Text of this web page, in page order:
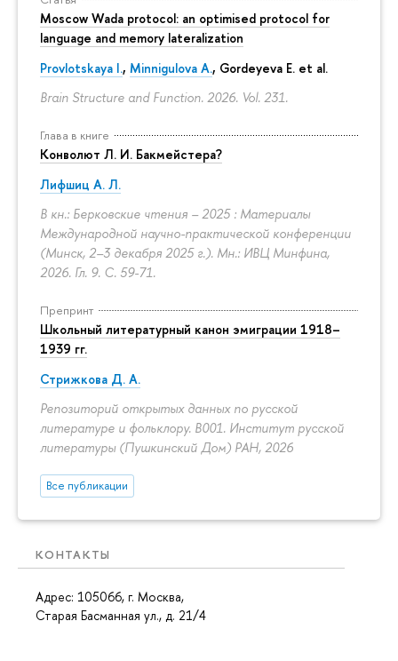
Moscow Wada protocol: an optimised protocol for
language and memory lateralization
Provlotskaya I., Minnigulova A., Gordeyeva E. et al.
Brain Structure and Function. 2026. Vol. 231.
Глава в книге
Конволют Л. И. Бакмейстера?
Лифшиц А. Л.
В кн.: Берковские чтения – 2025 : Материалы
Международной научно-практической конференции
(Минск, 2–3 декабря 2025 г.). Мн.: ИВЦ Минфина,
2026. Гл. 9. С. 59-71.
Препринт
Школьный литературный канон эмиграции 1918–
1939 гг.
Стрижкова Д. А.
Репозиторий открытых данных по русской
литературе и фольклору. B001. Институт русской
литературы (Пушкинский Дом) РАН, 2026
Все публикации
КОНТАКТЫ
Адрес: 105066, г. Москва,
Старая Басманная ул., д. 21/4